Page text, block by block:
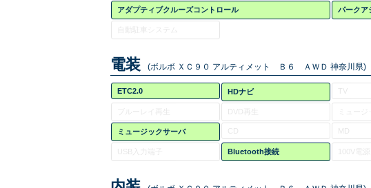
アダプティブクルーズコントロール パークア
電装 (ボルボ ＸＣ９０ アルティメット Ｂ６ ＡＷＤ 神奈川県)
ETC2.0 HDナビ TV
DVD再生 ミュー
ミュージックサーバ CD MD
USB入力端子 Bluetooth接続 100V電源